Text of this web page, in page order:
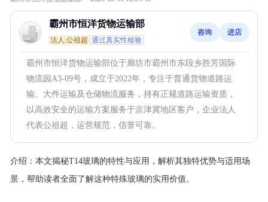
霸州市恒洋货物运输部
法人:公祖超 通过真实性核验
咨询 进店
霸州市恒洋货物运输部位于廊坊市霸州市东段乡胜芳国际
物流园A3-09号，成立于2022年，专注于普通货物道路运
输、大件运输及仓储物流服务，持有正规道路运输资质，
以高效安全的运输方案服务于京津冀地区客户，企业法人
代表公祖超，运营规范，信誉可靠。
介绍： 本文揭秘T14玻璃的特性与应用，解析其独特优势与适用场
景，帮助读者全面了解这种特殊玻璃的实用价值。